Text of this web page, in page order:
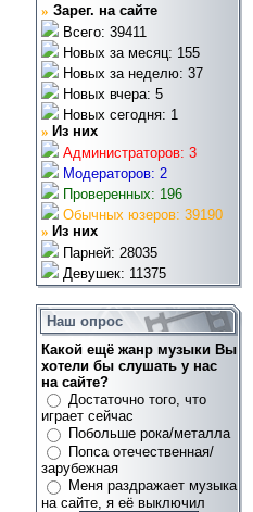
» Зарег. на сайте
Всего: 39411
Новых за месяц: 155
Новых за неделю: 37
Новых вчера: 5
Новых сегодня: 1
» Из них
Администраторов: 3
Модераторов: 2
Проверенных: 196
Обычных юзеров: 39190
» Из них
Парней: 28035
Девушек: 11375
Наш опрос
Какой ещё жанр музыки Вы
хотели бы слушать у нас
на сайте?
Достаточно того, что
играет сейчас
Побольше рока/металла
Попса отечественная/
зарубежная
Меня раздражает музыка
на сайте, я её выключил